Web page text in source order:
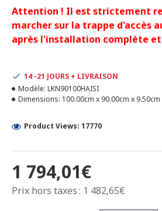
Attention ! Il est strictement
marcher sur la trappe d'accès
après l'installation complète
1 794,01€
Prix hors taxes : 1 482,65€
14 -21 JOURS + LIVRAISON
Modèle: LKN90100HAISI
Dimensions: 100.00cm x 90.00cm x 9.50cm
Product Views: 17770